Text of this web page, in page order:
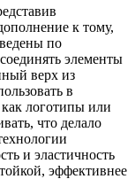
к тому,
по
элементы
верх из
в
логотипы или
что делало
и эластичность
эффективнее